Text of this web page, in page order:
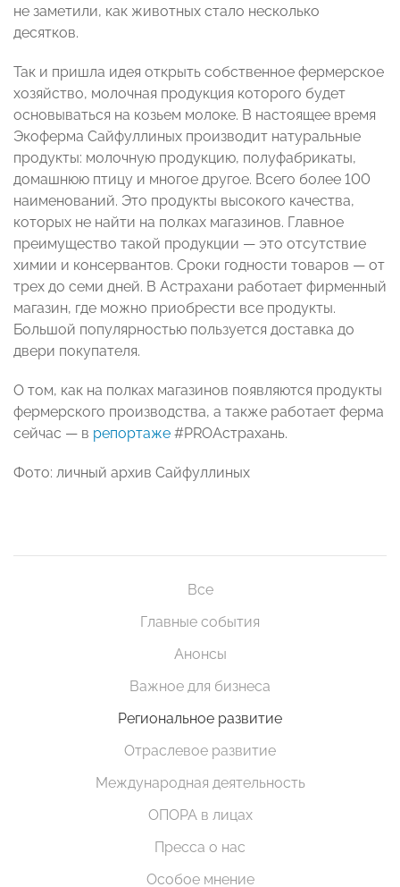
не заметили, как животных стало несколько
десятков.
Так и пришла идея открыть собственное фермерское
хозяйство, молочная продукция которого будет
основываться на козьем молоке. В настоящее время
Экоферма Сайфуллиных производит натуральные
продукты: молочную продукцию, полуфабрикаты,
домашнюю птицу и многое другое. Всего более 100
наименований. Это продукты высокого качества,
которых не найти на полках магазинов. Главное
преимущество такой продукции — это отсутствие
химии и консервантов. Сроки годности товаров — от
трех до семи дней. В Астрахани работает фирменный
магазин, где можно приобрести все продукты.
Большой популярностью пользуется доставка до
двери покупателя.
О том, как на полках магазинов появляются продукты
фермерского производства, а также работает ферма
сейчас — в репортаже #PROАстрахань.
Фото: личный архив Сайфуллиных
Все
Главные события
Анонсы
Важное для бизнеса
Региональное развитие
Отраслевое развитие
Международная деятельность
ОПОРА в лицах
Пресса о нас
Особое мнение